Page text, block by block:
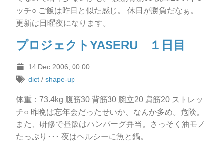
ッチ○ ご飯は昨日と似た感じ。 休日が勝負だなぁ。
更新は日曜夜になります。
プロジェクトYASERU １日目
14 Dec 2006, 00:00
diet/ shape-up
体重：73.4kg 腹筋30 背筋30 腕立20 肩筋20 ストレッ
チ○ 昨晩は忘年会だったせいか、なんか多め。危険。
また、研修で昼飯はハンバーグ弁当。さっそく油モノ
たっぷり･･･ 夜はヘルシーに魚と鍋。